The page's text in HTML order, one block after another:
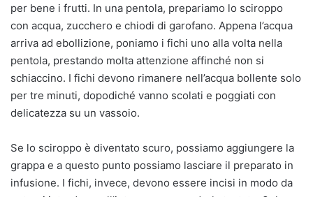
per bene i frutti. In una pentola, prepariamo lo sciroppo
con acqua, zucchero e chiodi di garofano. Appena l’acqua
arriva ad ebollizione, poniamo i fichi uno alla volta nella
pentola, prestando molta attenzione affinché non si
schiaccino. I fichi devono rimanere nell’acqua bollente solo
per tre minuti, dopodiché vanno scolati e poggiati con
delicatezza su un vassoio.
Se lo sciroppo è diventato scuro, possiamo aggiungere la
grappa e a questo punto possiamo lasciare il preparato in
infusione. I fichi, invece, devono essere incisi in modo da